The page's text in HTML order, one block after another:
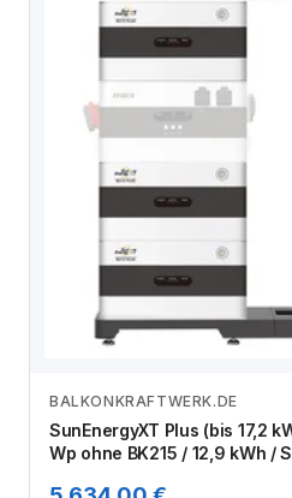
Zum
BALKONKRAFTWERK.DE
SunEnergyXT Plus (bis 17,2
Wp ohne BK215 / 12,9 kWh /